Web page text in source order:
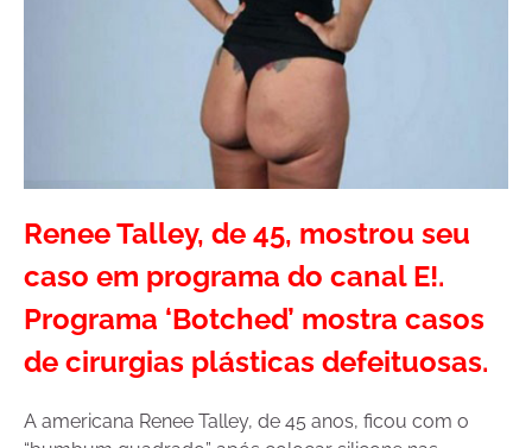
Renee Talley, de 45, mostrou seu
caso em programa do canal E!.
Programa ‘Botched’ mostra casos
de cirurgias plásticas defeituosas.
A americana Renee Talley, de 45 anos, ficou com o